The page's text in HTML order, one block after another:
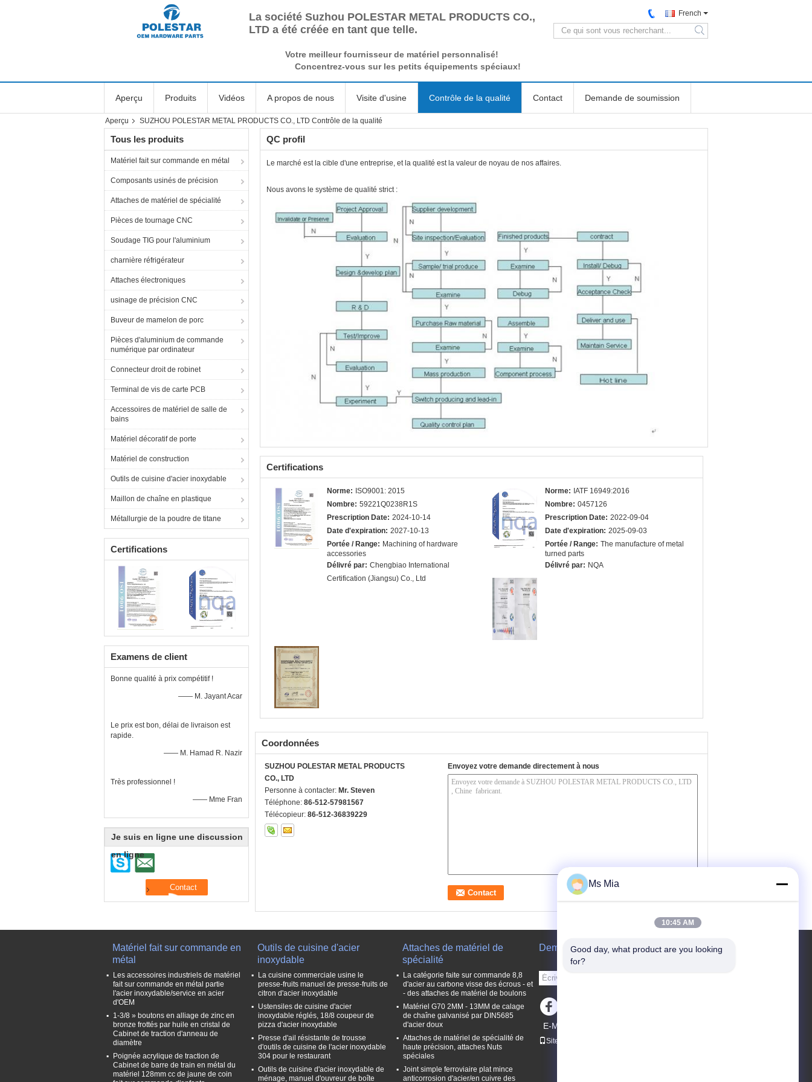
La société Suzhou POLESTAR METAL PRODUCTS CO.,
LTD a été créée en tant que telle.
Votre meilleur fournisseur de matériel personnalisé!
Concentrez-vous sur les petits équipements spéciaux!
French
search
Aperçu Produits Vidéos A propos de nous Visite d'usine Contrôle de la qualité Contact Demande de soumission
Aperçu SUZHOU POLESTAR METAL PRODUCTS CO., LTD Contrôle de la qualité
Tous les produits
Matériel fait sur commande en métal
Composants usinés de précision
Attaches de matériel de spécialité
Pièces de tournage CNC
Soudage TIG pour l'aluminium
charnière réfrigérateur
Attaches électroniques
usinage de précision CNC
Buveur de mamelon de porc
Pièces d'aluminium de commande
numérique par ordinateur
Connecteur droit de robinet
Terminal de vis de carte PCB
Accessoires de matériel de salle de
bains
Matériel décoratif de porte
Matériel de construction
Outils de cuisine d'acier inoxydable
Maillon de chaîne en plastique
Métallurgie de la poudre de titane
Certifications
Examens de client
Bonne qualité à prix compétitif !
—— M. Jayant Acar
Le prix est bon, délai de livraison est
rapide.
—— M. Hamad R. Nazir
Très professionnel !
—— Mme Fran
Je suis en ligne une discussion
en ligne
QC profil
Le marché est la cible d'une entreprise, et la qualité est la valeur de noyau de nos affaires.
Nous avons le système de qualité strict :
Certifications
Norme: ISO9001: 2015
Nombre: 59221Q0238R1S
Prescription Date: 2024-10-14
Date d'expiration: 2027-10-13
Portée / Range: Machining of hardware
accessories
Délivré par: Chengbiao International
Certification (Jiangsu) Co., Ltd
Norme: IATF 16949:2016
Nombre: 0457126
Prescription Date: 2022-09-04
Date d'expiration: 2025-09-03
Portée / Range: The manufacture of metal
turned parts
Délivré par: NQA
Coordonnées
SUZHOU POLESTAR METAL PRODUCTS
CO., LTD
Personne à contacter: Mr. Steven
Téléphone: 86-512-57981567
Télécopieur: 86-512-36839229
Envoyez votre demande directement à nous
Matériel fait sur commande en
métal
Les accessoires industriels de matériel
fait sur commande en métal partie
l'acier inoxydable/service en acier
d'OEM
1-3/8 » boutons en alliage de zinc en
bronze frottés par huile en cristal de
Cabinet de traction d'anneau de
diamètre
Poignée acrylique de traction de
Cabinet de barre de train en métal du
matériel 128mm cc de jaune de coin
Outils de cuisine d'acier
inoxydable
La cuisine commerciale usine le
presse-fruits manuel de presse-fruits de
citron d'acier inoxydable
Ustensiles de cuisine d'acier
inoxydable réglés, 18/8 coupeur de
pizza d'acier inoxydable
Presse d'ail résistante de trousse
d'outils de cuisine de l'acier inoxydable
304 pour le restaurant
Outils de cuisine d'acier inoxydable de
ménage, manuel d'ouvreur de boîte
Attaches de matériel de
spécialité
La catégorie faite sur commande 8,8
d'acier au carbone visse des écrous - et
- des attaches de matériel de boulons
Matériel G70 2MM - 13MM de calage
de chaîne galvanisé par DIN5685
d'acier doux
Attaches de matériel de spécialité de
haute précision, attaches Nuts
spéciales
Joint simple ferroviaire plat mince
anticorrosion d'acier/en cuivre des
Demande de soumission
E-Mail
Site mobile
Ms Mia
10:45 AM
Good day, what product are you looking
for?